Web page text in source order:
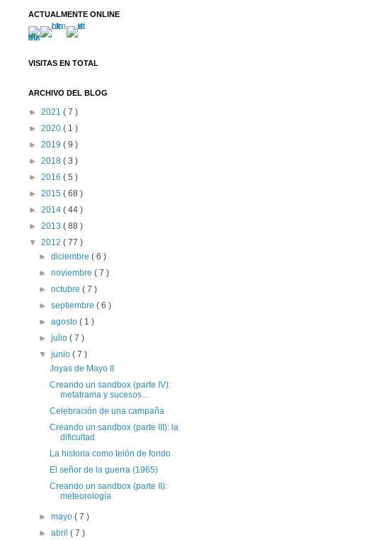
ACTUALMENTE ONLINE
VISITAS EN TOTAL
ARCHIVO DEL BLOG
► 2021 ( 7 )
► 2020 ( 1 )
► 2019 ( 9 )
► 2018 ( 3 )
► 2016 ( 5 )
► 2015 ( 68 )
► 2014 ( 44 )
► 2013 ( 88 )
▼ 2012 ( 77 )
►diciembre( 6 )
►noviembre( 7 )
►octubre( 7 )
►septiembre( 6 )
►agosto( 1 )
►julio( 7 )
▼junio( 7 )
Joyas de Mayo II
Creando un sandbox (parte IV):
metatrama y sucesos...
Celebración de una campaña
Creando un sandbox (parte III): la
dificultad
La historia como telón de fondo
El señor de la guerra (1965)
Creando un sandbox (parte II):
meteorología
►mayo( 7 )
►abril( 7 )